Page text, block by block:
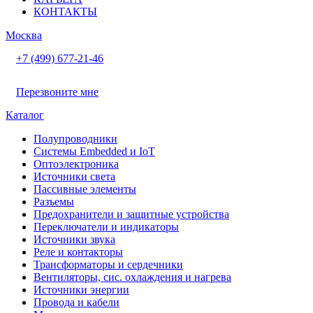
КОНТАКТЫ
Москва
+7 (499) 677-21-46
Перезвоните мне
Каталог
Полупроводники
Системы Embedded и IoT
Oптоэлектроника
Источники света
Пассивные элементы
Разъeмы
Предохранители и защитные устройства
Переключатели и индикаторы
Источники звука
Реле и контакторы
Трансформаторы и сердечники
Вентиляторы, сис. охлаждения и нагрева
Источники энергии
Провода и кабели